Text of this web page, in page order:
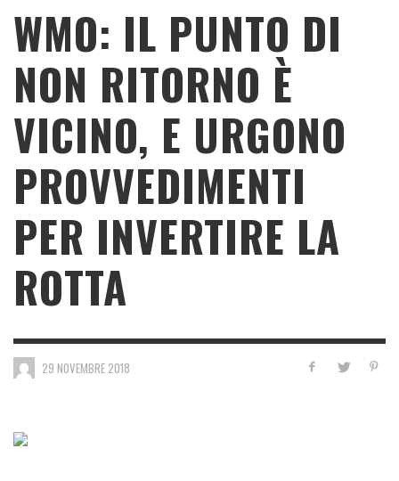
WMO: IL PUNTO DI
NON RITORNO È
VICINO, E URGONO
PROVVEDIMENTI
PER INVERTIRE LA
ROTTA
29 NOVEMBRE 2018